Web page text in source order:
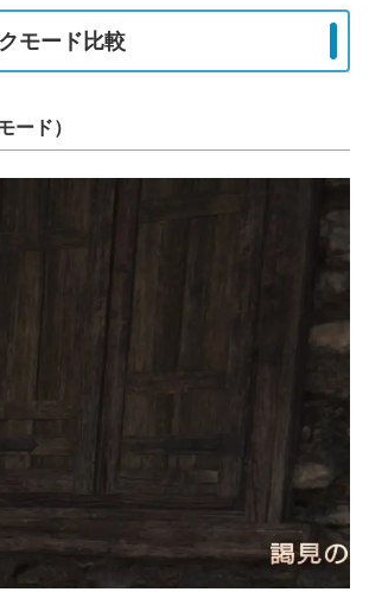
モード比較
ード）